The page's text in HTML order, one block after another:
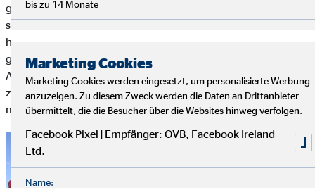
gemeinsam Pizza gegessen. Diese erlebnisreichen Tage
stärken die Beziehung der Kinder untereinander. Im Alltag
haben sie unterschiedliche Aufgaben im Haus, die sie sich
gemeinsam aufteilen. Am Wochenende können sie neben den
Ausflügen Gesellschaftsspiele oder Basketball spielen,
zusammen Fernsehen schauen, in die Kirche gehen oder
malen.
bis zu 14 Monate
Marketing Cookies
Marketing Cookies werden eingesetzt, um personalisierte Werbung
anzuzeigen. Zu diesem Zweck werden die Daten an Drittanbieter
übermittelt, die die Besucher über die Websites hinweg verfolgen.
Facebook Pixel | Empfänger: OVB, Facebook Ireland
Ltd.
Name: